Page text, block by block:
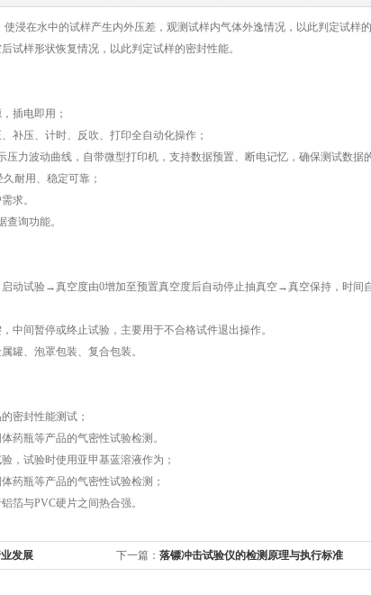
使浸在水中的试样产生内外压差，观测试样内气体外逸情况，以此判定试样
试样形状恢复情况，以此判定试样的密封性能。
插电即用；
压、计时、反吹、打印全自动化操作；
力波动曲线，自带微型打印机，支持数据预置、断电记忆，确保测试数据
耐用、稳定可靠；
求。
询功能。
试验→真空度由0增加至预置真空度后自动停止抽真空→真空保持，时间
间暂停或终止试验，主要用于不合格试件退出操作。
、泡罩包装、复合包装。
密封性能测试；
瓶等产品的气密性试验检测。
试验时使用亚甲基蓝溶液作为；
瓶等产品的气密性试验检测；
与PVC硬片之间热合强。
发展 下一篇： 落镖冲击试验仪的检测原理与执行标准